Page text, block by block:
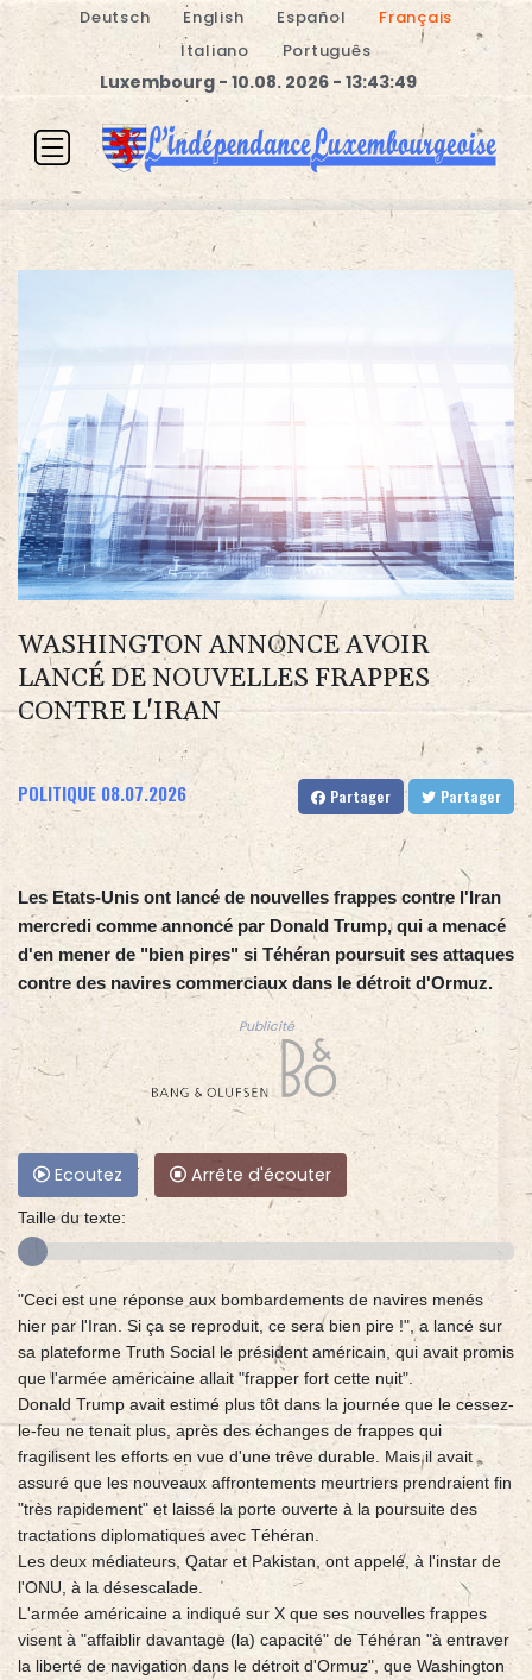
Deutsch English Español
Français
Italiano
Português
Luxembourg - 10.08. 2026 - 13:43:50
WASHINGTON ANNONCE AVOIR
LANCÉ DE NOUVELLES FRAPPES
CONTRE L'IRAN
POLITIQUE 08.07.2026 Partager Partager
Les Etats-Unis ont lancé de nouvelles frappes contre l'Iran
mercredi comme annoncé par Donald Trump, qui a menacé
d'en mener de "bien pires" si Téhéran poursuit ses attaques
contre des navires commerciaux dans le détroit d'Ormuz.
Publicité
Ecoutez Arrête d'écouter
Taille du texte:
"Ceci est une réponse aux bombardements de navires menés
hier par l'Iran. Si ça se reproduit, ce sera bien pire !", a lancé sur
sa plateforme Truth Social le président américain, qui avait promis
que l'armée américaine allait "frapper fort cette nuit".
Donald Trump avait estimé plus tôt dans la journée que le cessez-
le-feu ne tenait plus, après des échanges de frappes qui
fragilisent les efforts en vue d'une trêve durable. Mais il avait
assuré que les nouveaux affrontements meurtriers prendraient fin
"très rapidement" et laissé la porte ouverte à la poursuite des
tractations diplomatiques avec Téhéran.
Les deux médiateurs, Qatar et Pakistan, ont appelé, à l'instar de
l'ONU, à la désescalade.
L'armée américaine a indiqué sur X que ses nouvelles frappes
visent à "affaiblir davantage (la) capacité" de Téhéran "à entraver
la liberté de navigation dans le détroit d'Ormuz", que Washington